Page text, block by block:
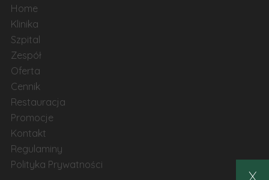
Home
Klinika
Szpital
Zespół
Oferta
Cennik
Restauracja
Promocje
Kontakt
Regulaminy
Polityka Prywatności
X